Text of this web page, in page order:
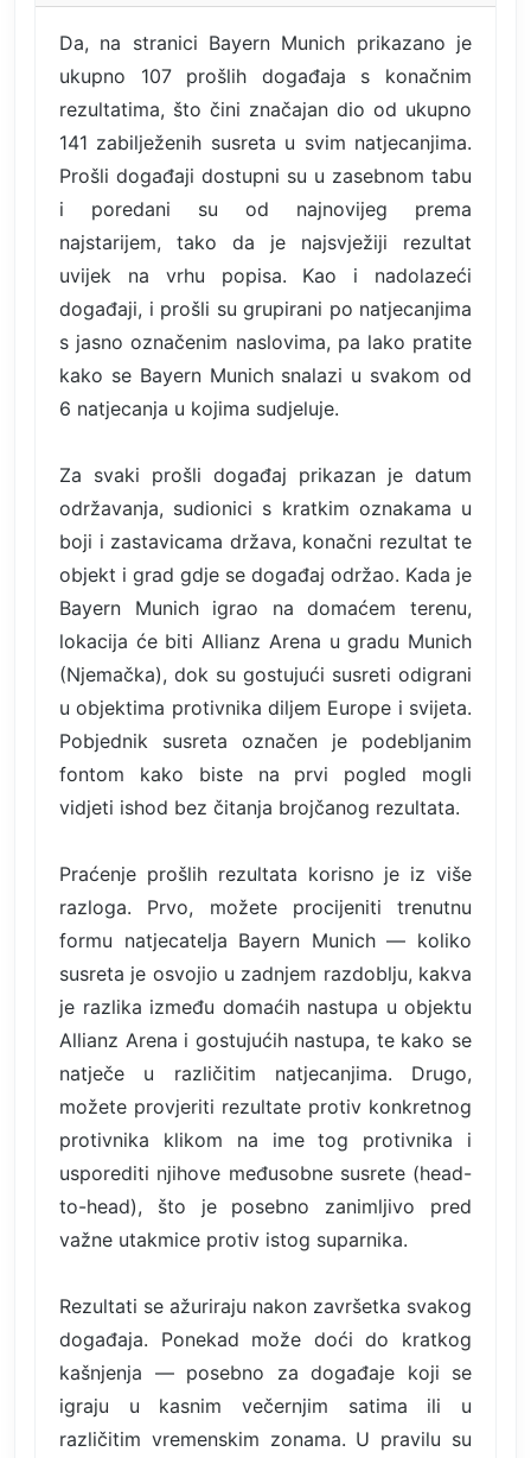
Da, na stranici Bayern Munich prikazano je
ukupno 107 prošlih događaja s konačnim
rezultatima, što čini značajan dio od ukupno
141 zabilježenih susreta u svim natjecanjima.
Prošli događaji dostupni su u zasebnom tabu
i poredani su od najnovijeg prema
najstarijem, tako da je najsvježiji rezultat
uvijek na vrhu popisa. Kao i nadolazeći
događaji, i prošli su grupirani po natjecanjima
s jasno označenim naslovima, pa lako pratite
kako se Bayern Munich snalazi u svakom od
6 natjecanja u kojima sudjeluje.
Za svaki prošli događaj prikazan je datum
održavanja, sudionici s kratkim oznakama u
boji i zastavicama država, konačni rezultat te
objekt i grad gdje se događaj održao. Kada je
Bayern Munich igrao na domaćem terenu,
lokacija će biti Allianz Arena u gradu Munich
(Njemačka), dok su gostujući susreti odigrani
u objektima protivnika diljem Europe i svijeta.
Pobjednik susreta označen je podebljanim
fontom kako biste na prvi pogled mogli
vidjeti ishod bez čitanja brojčanog rezultata.
Praćenje prošlih rezultata korisno je iz više
razloga. Prvo, možete procijeniti trenutnu
formu natjecatelja Bayern Munich — koliko
susreta je osvojio u zadnjem razdoblju, kakva
je razlika između domaćih nastupa u objektu
Allianz Arena i gostujućih nastupa, te kako se
natječe u različitim natjecanjima. Drugo,
možete provjeriti rezultate protiv konkretnog
protivnika klikom na ime tog protivnika i
usporediti njihove međusobne susrete (head-
to-head), što je posebno zanimljivo pred
važne utakmice protiv istog suparnika.
Rezultati se ažuriraju nakon završetka svakog
događaja. Ponekad može doći do kratkog
kašnjenja — posebno za događaje koji se
igraju u kasnim večernjim satima ili u
različitim vremenskim zonama. U pravilu su